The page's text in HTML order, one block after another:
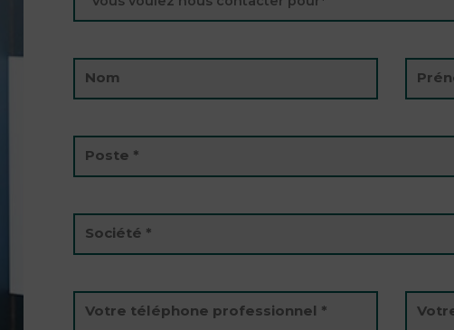
Nom
Poste *
Société *
Votre téléphone professionnel *